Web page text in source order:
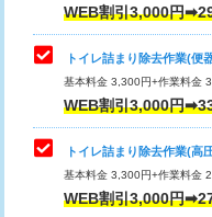
WEB割引3,000円
トイレ詰まり除去作業(便
基本料金 3,300円+作業料金
WEB割引3,000円
トイレ詰まり除去作業(高
基本料金 3,300円+作業料金
WEB割引3,000円